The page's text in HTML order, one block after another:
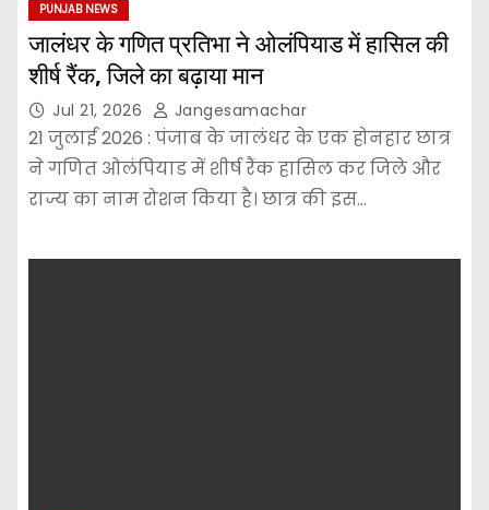
PUNJAB NEWS
जालंधर के गणित प्रतिभा ने ओलंपियाड में हासिल की
शीर्ष रैंक, जिले का बढ़ाया मान
Jul 21, 2026 Jangesamachar
21 जुलाई 2026 : पंजाब के जालंधर के एक होनहार छात्र
ने गणित ओलंपियाड में शीर्ष रैंक हासिल कर जिले और
राज्य का नाम रोशन किया है। छात्र की इस…